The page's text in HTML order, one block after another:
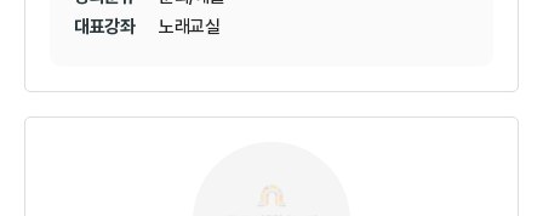
대표강좌
노래교실